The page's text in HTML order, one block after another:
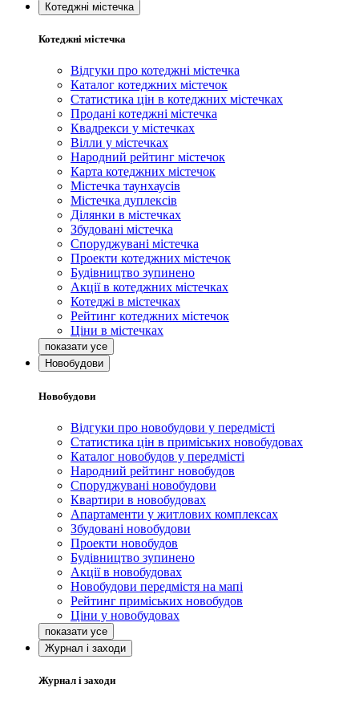
Котеджні містечка
Котеджні містечка
Відгуки про котеджні містечка
Каталог котеджних містечок
Статистика цін в котеджних містечках
Продані котеджні містечка
Квадрекси у містечках
Вілли у містечках
Народний рейтинг містечок
Карта котеджних містечок
Містечка таунхаусів
Містечка дуплексів
Ділянки в містечках
Збудовані містечка
Споруджувані містечка
Проекти котеджних містечок
Будівництво зупинено
Акції в котеджних містечках
Котеджі в містечках
Рейтинг котеджних містечок
Ціни в містечках
Новобудови
Новобудови
Відгуки про новобудови у передмісті
Статистика цін в приміських новобудовах
Каталог новобудов у передмісті
Народний рейтинг новобудов
Споруджувані новобудови
Квартири в новобудовах
Апартаменти у житлових комплексах
Збудовані новобудови
Проекти новобудов
Будівництво зупинено
Акції в новобудовах
Новобудови передмістя на мапі
Рейтинг приміських новобудов
Ціни у новобудовах
Журнал і заходи
Журнал і заходи